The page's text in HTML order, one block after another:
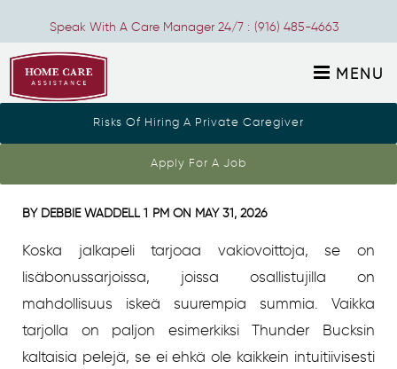
Speak With A Care Manager 24/7 : (916) 485-4663
MENU
Risks Of Hiring A Private Caregiver
Apply For A Job
Kutsuvieraiden varaukset
BY DEBBIE WADDELL1 PM ON MAY 31, 2026
Koska jalkapeli tarjoaa vakiovoittoja, se on
lisäbonussarjoissa, joissa osallistujilla on
mahdollisuus iskeä suurempia summia. Vaikka
tarjolla on paljon esimerkiksi Thunder Bucksin
kaltaisia ​​pelejä, se ei ehkä ole kaikkein intuitiivisesti